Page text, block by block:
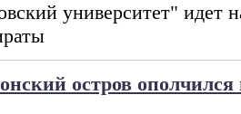
университет" идет
остров